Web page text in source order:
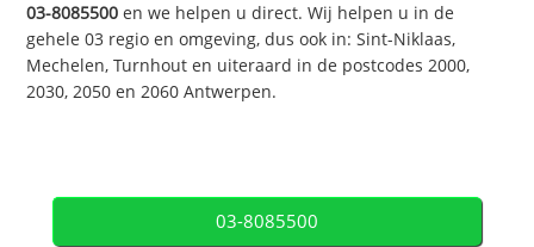
03-8085500 en we helpen u direct. Wij helpen u in de
gehele 03 regio en omgeving, dus ook in: Sint-Niklaas,
Mechelen, Turnhout en uiteraard in de postcodes 2000,
2030, 2050 en 2060 Antwerpen.
03-8085500